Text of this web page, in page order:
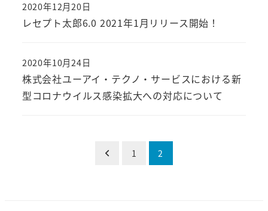
レセプト太郎6.0 2021年1月リリース開始！
2020年12月20日
株式会社ユーアイ・テクノ・サービスにおける新
型コロナウイルス感染拡大への対応について
2020年10月24日
1 2